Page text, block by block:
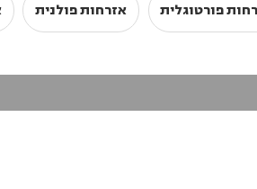
פורטוגלית אזרחות פולנית